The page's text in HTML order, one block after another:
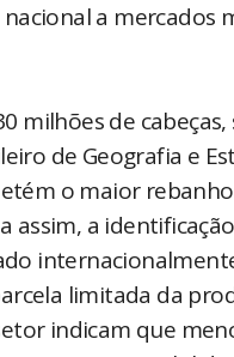
a mercados
milhões de
de Geografia e
o maior
assim, a
limitada da
indicam que